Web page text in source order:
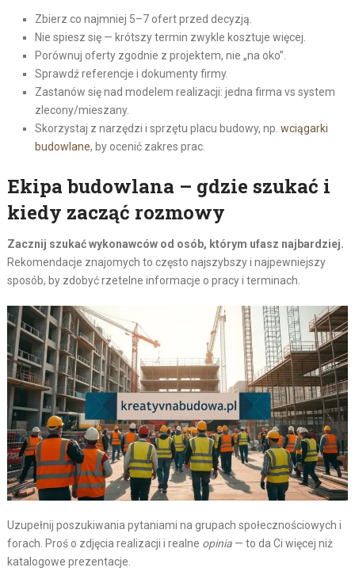
Zbierz co najmniej 5–7 ofert przed decyzją.
Nie spiesz się — krótszy termin zwykle kosztuje więcej.
Porównuj oferty zgodnie z projektem, nie „na oko”.
Sprawdź referencje i dokumenty firmy.
Zastanów się nad modelem realizacji: jedna firma vs system
zlecony/mieszany.
Skorzystaj z narzędzi i sprzętu placu budowy, np. wciągarki
budowlane, by ocenić zakres prac.
Ekipa budowlana – gdzie szukać i
kiedy zacząć rozmowy
Zacznij szukać wykonawców od osób, którym ufasz najbardziej.
Rekomendacje znajomych to często najszybszy i najpewniejszy
sposób, by zdobyć rzetelne informacje o pracy i terminach.
Uzupełnij poszukiwania pytaniami na grupach społecznościowych i
forach. Proś o zdjęcia realizacji i realne opinia— to da Ci więcej niż
katalogowe prezentacje.